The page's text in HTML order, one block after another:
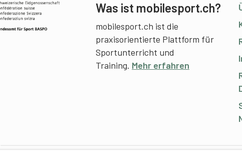
Was ist mobilesport.ch?
mobilesport.ch ist die
praxisorientierte Plattform für
Sportunterricht und
Training. Mehr erfahren